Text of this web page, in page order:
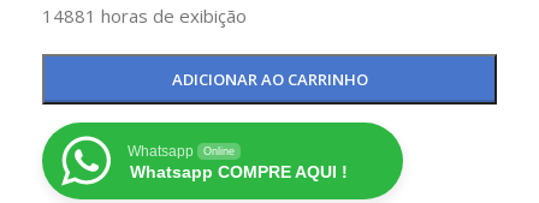
14881 horas de exibição
ADICIONAR AO CARRINHO
Whatsapp Online
Whatsapp COMPRE AQUI !